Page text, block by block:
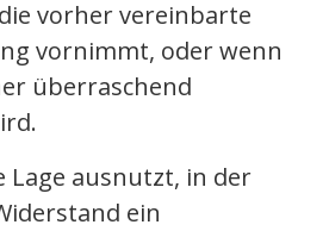
vorher vereinbarte
vornimmt, oder wenn
überraschend
Lage ausnutzt, in der
ein